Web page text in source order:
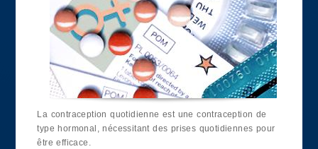
La contraception quotidienne est une contraception de
type hormonal, nécessitant des prises quotidiennes pour
être efficace.